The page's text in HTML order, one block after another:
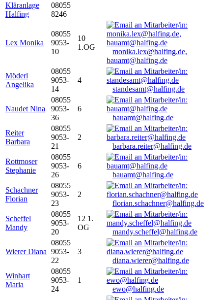
Kläranlage
Halfing
08055
8246
Lex Monika
08055
9053-
10
10
1.OG
monika.lex@halfing.de,
bauamt@halfing.de
Möderl
Angelika
08055
9053-
14
4
standesamt@halfing.de
Naudet Nina
08055
9053-
36
6
bauamt@halfing.de
Reiter
Barbara
08055
9053-
21
2
barbara.reiter@halfing.de
Rottmoser
Stephanie
08055
9053-
26
6
bauamt@halfing.de
Schachner
Florian
08055
9053-
23
2
florian.schachner@halfing.de
Scheffel
Mandy
08055
9053-
20
12 1.
OG
mandy.scheffel@halfing.de
Wierer Diana
08055
9053-
22
3
diana.wierer@halfing.de
Winhart
Maria
08055
9053-
24
1
ewo@halfing.de